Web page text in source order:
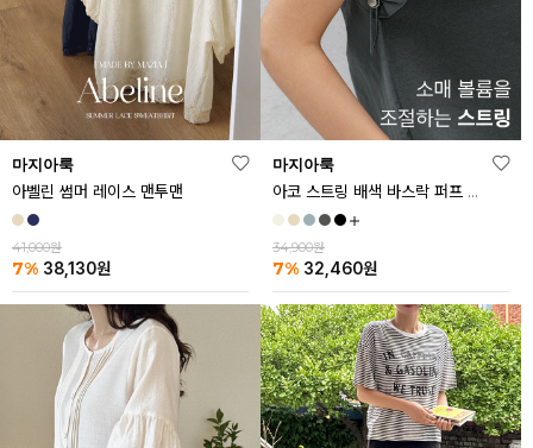
마지아룩
아벨린 썸머 레이스 맨투맨
41,000원
7% 38,130원
마지아룩
아코 스트링 배색 바스락 퍼프 반팔티
34,900원
7% 32,460원